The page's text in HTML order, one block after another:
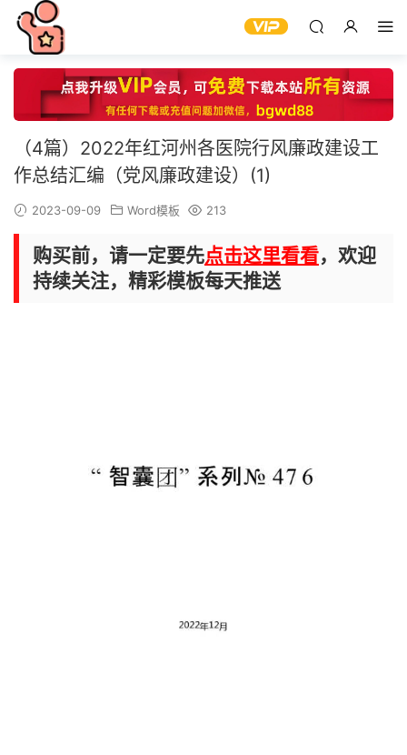
（4篇）2022年红河州各医院行风廉政建设工
作总结汇编（党风廉政建设）(1)
2023-09-09 Word模板 213
购买前，请一定要先点击这里看看，欢迎
持续关注，精彩模板每天推送